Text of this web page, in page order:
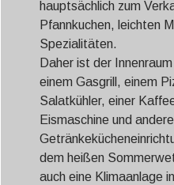
hauptsächlich zum
Pfannkuchen, leichten
Spezialitäten.
Daher ist der
einem Gasgrill, einem
Salatkühler, einer
Eismaschine und
dem heißen
auch eine Klimaanlage